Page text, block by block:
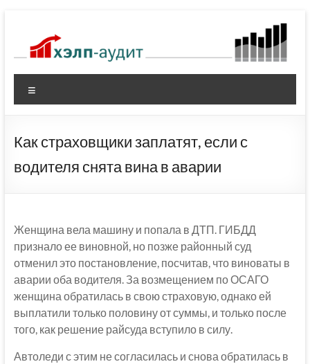
содержимому
Как страховщики заплатят, если с
водителя снята вина в аварии
Женщина вела машину и попала в ДТП. ГИБДД
признало ее виновной, но позже районный суд
отменил это постановление, посчитав, что виноваты в
аварии оба водителя. За возмещением по ОСАГО
женщина обратилась в свою страховую, однако ей
выплатили только половину от суммы, и только после
того, как решение райсуда вступило в силу.
Автоледи с этим не согласилась и снова обратилась в